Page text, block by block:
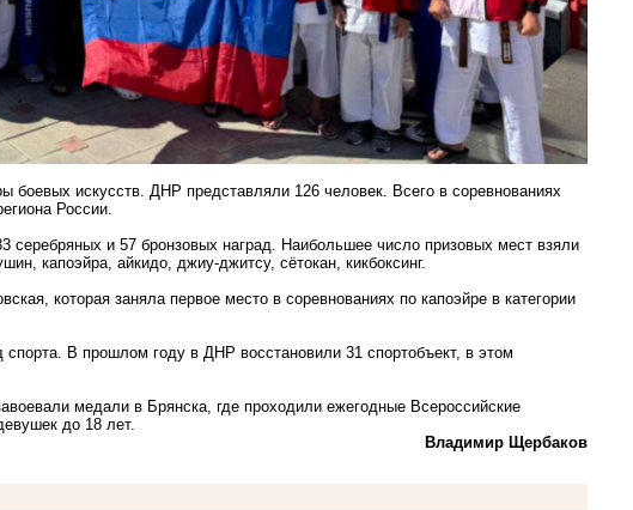
боевых искусств. ДНР представляли 126 человек. Всего в соревнованиях
России.
серебряных и 57 бронзовых наград. Наибольшее число призовых мест взяли
капоэйра, айкидо, джиу-джитсу, сётокан, кикбоксинг.
которая заняла первое место в соревнованиях по капоэйре в категории
В прошлом году в ДНР восстановили 31 спортобъект, в этом
медали в Брянска, где проходили ежегодные Всероссийские
до 18 лет.
Владимир Щербаков